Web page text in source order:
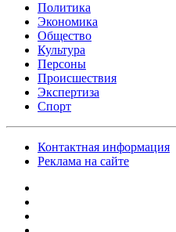
Политика
Экономика
Общество
Культура
Персоны
Происшествия
Экспертиза
Спорт
Контактная информация
Реклама на сайте